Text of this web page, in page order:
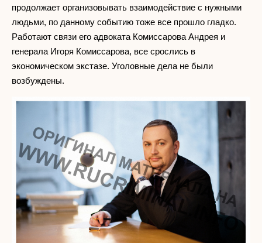
продолжает организовывать взаимодействие с нужными
людьми, по данному событию тоже все прошло гладко.
Работают связи его адвоката Комиссарова Андрея и
генерала Игоря Комиссарова, все срослись в
экономическом экстазе. Уголовные дела не были
возбуждены.